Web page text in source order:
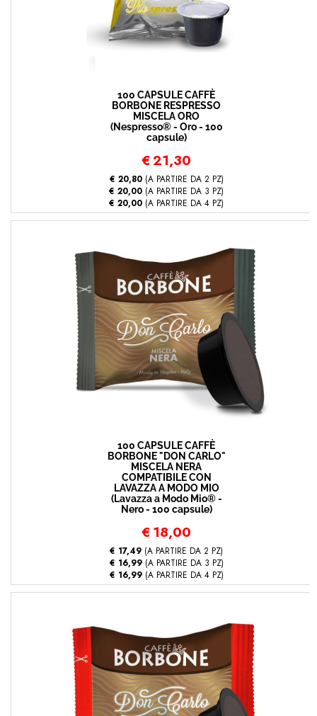
100 CAPSULE CAFFÈ
BORBONE RESPRESSO
MISCELA ORO
(Nespresso® - Oro - 100
capsule)
€21,30
€ 20,80(A PARTIRE DA 2 PZ)
€ 20,00 (A PARTIRE DA 3 PZ)
€ 20,00 (A PARTIRE DA 4 PZ)
100 CAPSULE CAFFÈ
BORBONE "DON CARLO"
MISCELA NERA
COMPATIBILE CON
LAVAZZA A MODO MIO
(Lavazza a Modo Mio® -
Nero - 100 capsule)
€ 18,00
€ 17,49 (A PARTIRE DA 2 PZ)
€ 16,99(A PARTIRE DA 3 PZ)
€ 16,99(A PARTIRE DA 4 PZ)